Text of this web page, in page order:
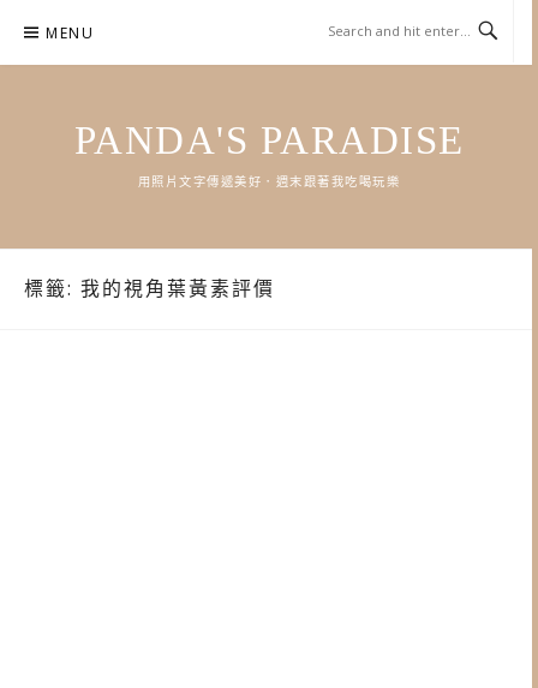
content
MENU
PANDA'S PARADISE
用照片文字傳遞美好．週末跟著我吃喝玩樂
標籤: 我的視角葉黃素評價